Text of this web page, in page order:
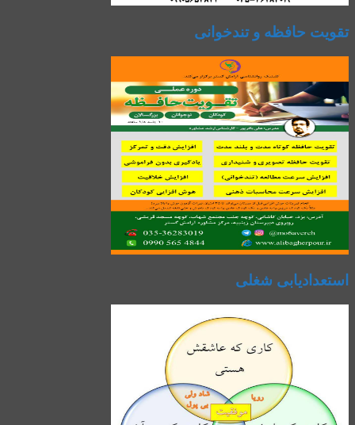
تقویت حافظه و تندخوانی
استعدادیابی شغلی